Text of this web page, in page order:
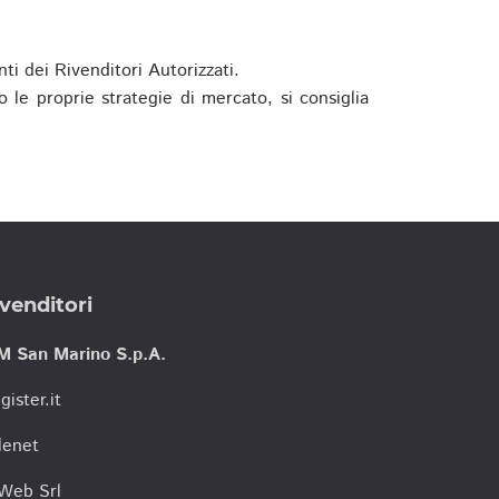
dei Rivenditori Autorizzati.
le proprie strategie di mercato, si consiglia
San Marino S.p.A.
Srl